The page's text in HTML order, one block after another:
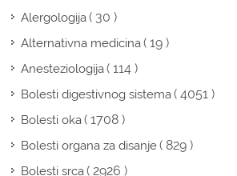
Alergologija( 30 )
Alternativna medicina( 19 )
Anesteziologija( 114 )
Bolesti digestivnog sistema( 4051 )
Bolesti oka( 1708 )
Bolesti organa za disanje( 829 )
Bolesti srca( 2926 )